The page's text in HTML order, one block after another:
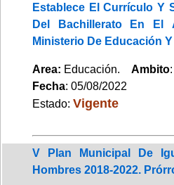
Establece El Currículo Y
Del Bachillerato En El
Ministerio De Educación
Area: Educación. Ambito
Fecha: 05/08/2022
Estado: Vigente
V Plan Municipal De
Hombres 2018-2022.